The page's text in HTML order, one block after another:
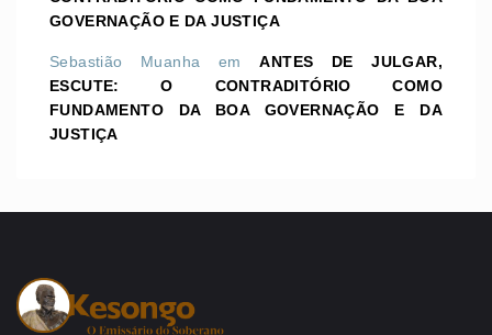
GOVERNAÇÃO E DA JUSTIÇA
Sebastião Muanha emANTES DE JULGAR,
ESCUTE: O CONTRADITÓRIO COMO
FUNDAMENTO DA BOA GOVERNAÇÃO E DA
JUSTIÇA